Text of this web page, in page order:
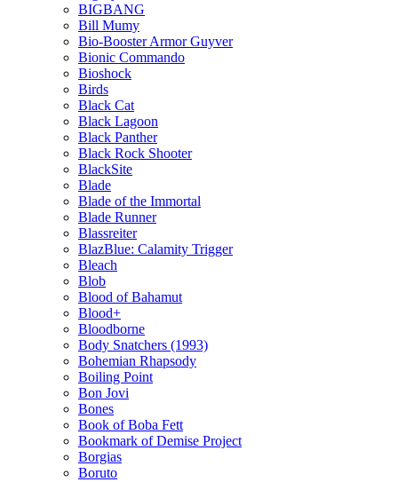
BIGBANG
Bill Mumy
Bio-Booster Armor Guyver
Bionic Commando
Bioshock
Birds
Black Cat
Black Lagoon
Black Panther
Black Rock Shooter
BlackSite
Blade
Blade of the Immortal
Blade Runner
Blassreiter
BlazBlue: Calamity Trigger
Bleach
Blob
Blood of Bahamut
Blood+
Bloodborne
Body Snatchers (1993)
Bohemian Rhapsody
Boiling Point
Bon Jovi
Bones
Book of Boba Fett
Bookmark of Demise Project
Borgias
Boruto